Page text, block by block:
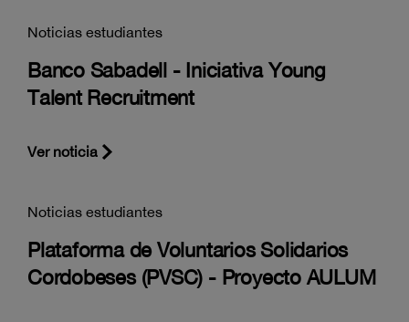
Noticias estudiantes
Banco Sabadell - Iniciativa Young
Talent Recruitment
Ver noticia
Noticias estudiantes
Plataforma de Voluntarios Solidarios
Cordobeses (PVSC) - Proyecto AULUM